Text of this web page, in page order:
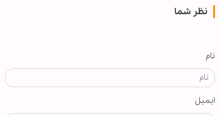
نظر شما
نام
ایمیل